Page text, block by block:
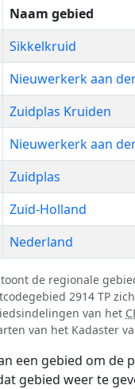
Naam gebied
Sikkelkruid
Nieuwerkerk aan
Zuidplas Kruiden
Nieuwerkerk aan
Zuidplas
Zuid-Holland
Nederland
de regionale
2914 TP
van het
van het Kadaster
een gebied om de
gebied weer te